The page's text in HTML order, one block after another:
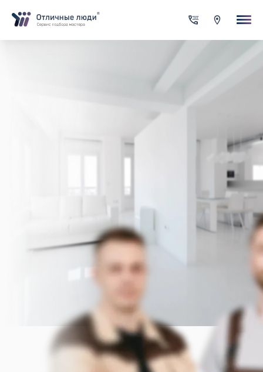
За каждый оформленный заказ вы получаете Cash-back на
счет
Опишите задачу
Прикрепить фото (до 5 шт.)
(Подсказка: фото помогут мастеру
точнее оценить задачу)